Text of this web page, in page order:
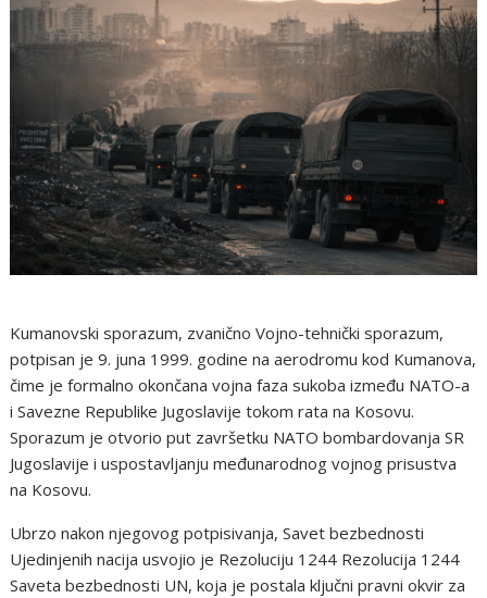
Kumanovski sporazum, zvanično Vojno-tehnički sporazum,
potpisan je 9. juna 1999. godine na aerodromu kod Kumanova,
čime je formalno okončana vojna faza sukoba između NATO-a
i Savezne Republike Jugoslavije tokom rata na Kosovu.
Sporazum je otvorio put završetku NATO bombardovanja SR
Jugoslavije i uspostavljanju međunarodnog vojnog prisustva
na Kosovu.
Ubrzo nakon njegovog potpisivanja, Savet bezbednosti
Ujedinjenih nacija usvojio je Rezoluciju 1244 Rezolucija 1244
Saveta bezbednosti UN, koja je postala ključni pravni okvir za